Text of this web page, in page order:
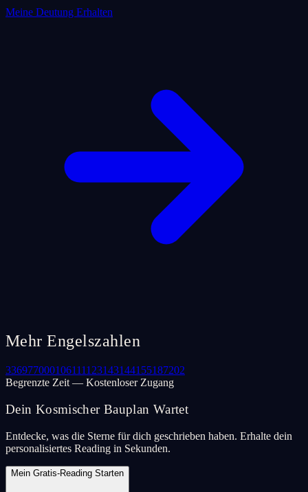
Meine Deutung Erhalten
Mehr Engelszahlen
336977000106111123143144155187202
Begrenzte Zeit — Kostenloser Zugang
Dein Kosmischer Bauplan Wartet
Entdecke, was die Sterne für dich geschrieben haben. Erhalte dein
personalisiertes Reading in Sekunden.
Mein Gratis-Reading Starten